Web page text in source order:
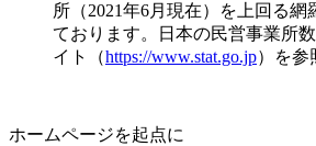
所（2021年6月現在）を上回る網
ております。日本の民営事業所
イト（https://www.stat.go.jp）を参
ホームページを起点に